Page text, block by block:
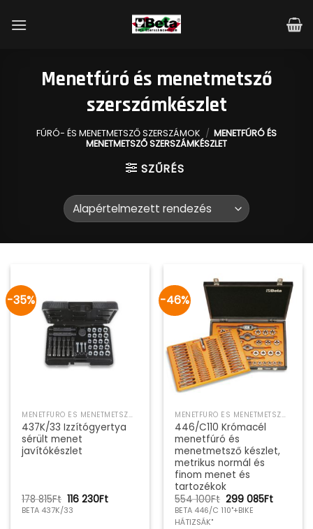
Menetfúró és menetmetsző
szerszámkészlet
FÚRÓ- ÉS MENETMETSZŐ SZERSZÁMOK / MENETFÚRÓ ÉS
MENETMETSZŐ SZERSZÁMKÉSZLET
SZŰRÉS
-35%
MENETFÚRÓ ÉS MENETMETSZŐ SZERSZÁMKÉSZLET
437K/33 Izzítógyertya
sérült menet
javítókészlet
178 815Ft Original
price
was:
116 230FtCurrent
BETA 437K/33
-46%
MENETFÚRÓ ÉS MENETMETSZŐ SZERSZÁMKÉSZLET
446/C110 Krómacél
menetfúró és
menetmetsző készlet,
metrikus normál és
finom menet és
tartozékok
554 100Ft Original
price
was:
299 085FtCurrent
BETA 446/C 110"+BIKE
HÁTIZSÁK"